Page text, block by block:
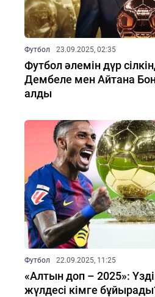
Футбол 23.09.2025, 02:35
Футбол әлемін дүр
Дембеле мен Айтана
алды
Футбол 22.09.2025, 11:25
«Алтын доп – 2025»:
жүлдесі кімге